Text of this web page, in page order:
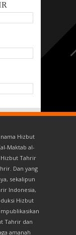
Hizbut
Maktab al-
Hizbut Tahrir
Dan yang
sekalipun
Indonesia,
Hizbut
Tahrir dan
amanah